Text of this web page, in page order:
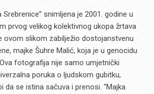
Srebrenice” snimljena je 2001. godine u
prvog velikog kolektivnog ukopa žrtava
ovom slikom zabilježio dostojanstvenu
majke Šuhre Malić, koja je u genocidu
fotografija nije samo umjetnički
poruka o ljudskom gubitku,
da se istina sačuva i prenosi. “Majka